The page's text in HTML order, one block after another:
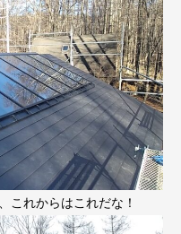
これからはこれだな！